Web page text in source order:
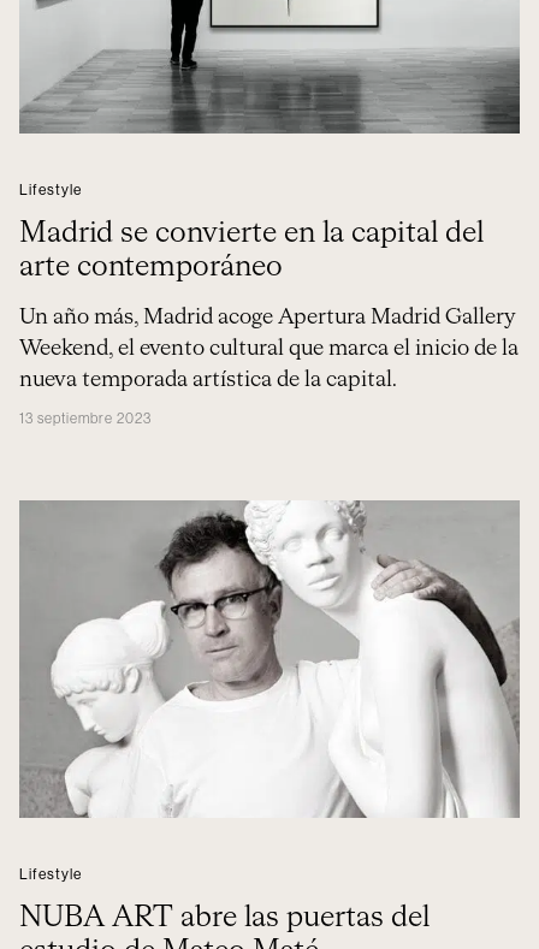
Lifestyle
Madrid se convierte en la capital del
arte contemporáneo
Un año más, Madrid acoge Apertura Madrid Gallery
Weekend, el evento cultural que marca el inicio de la
nueva temporada artística de la capital.
13 septiembre 2023
Lifestyle
NUBA ART abre las puertas del